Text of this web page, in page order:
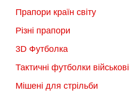
Прапори країн світу
Різні прапори
3D Футболка
Тактичні футболки військові
Мішені для стрільби